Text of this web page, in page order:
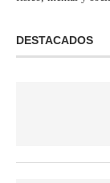
DESTACADOS